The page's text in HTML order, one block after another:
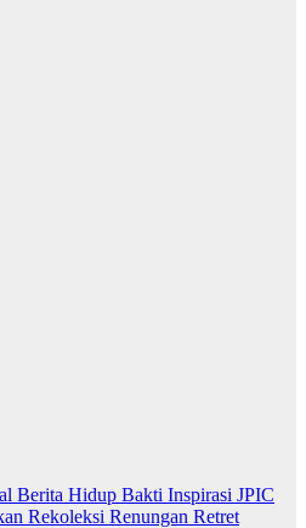
Berita Hidup Bakti Inspirasi JPIC
Rekoleksi Renungan Retret